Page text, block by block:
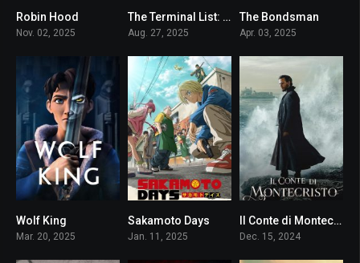
Robin Hood
Nov. 02, 2025
7.729The Terminal List: Lupo Nero
Aug. 27, 2025
The Bondsman
Apr. 03, 2025
Wolf King
Mar. 20, 2025
Sakamoto Days
Jan. 11, 2025
7.75Il Conte di Montecristo
Dec. 15, 2024